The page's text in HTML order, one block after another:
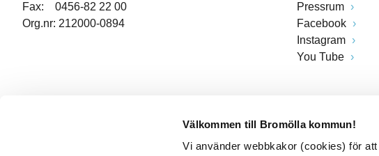
Välkommen till Bromölla kommun!
Vi använder webbkakor (cookies) för
Fax: 0456-82 22 00
Org.nr: 212000-0894
Pressrum
Facebook
Instagram
You Tube